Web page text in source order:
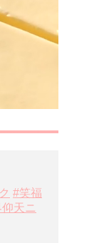
#笑福
天ニ